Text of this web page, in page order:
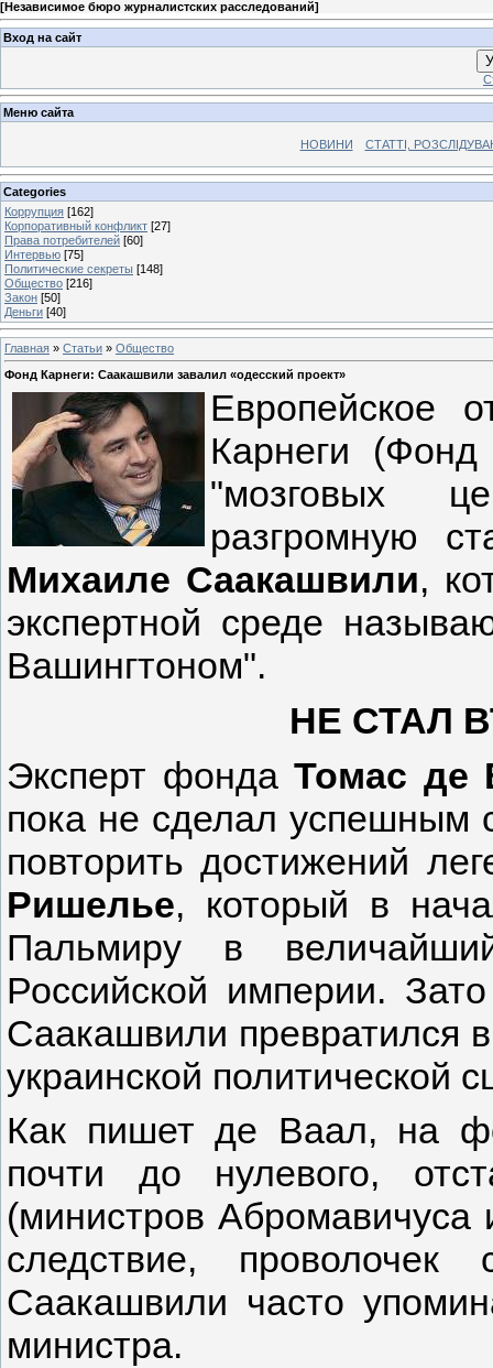
[Независимое бюро журналистских расследований]
Вход на сайт
Меню сайта
НОВИНИ СТАТТІ,
Categories
Коррупция [162]
Корпоративный конфликт [27]
Права потребителей [60]
Интервью [75]
Политические секреты [148]
Общество [216]
Закон [50]
Деньги [40]
Главная » Статьи » Общество
Фонд Карнеги: Саакашвили завалил «одесский проект»
Европейское
Карнеги
"мозговых
разгромную
Михаиле Саакашвили,
экспертной среде
Вашингтоном".
НЕ СТАЛ
Эксперт фондаТомас де
пока не сделал успешным
повторить достижений
Ришелье, который в
Пальмиру в
Российской империи.
Саакашвили превратился
украинской политической
Как пишет де Ваал, на
почти до нулевого,
(министров Абромавичуса
следствие,
Саакашвили часто
министра.